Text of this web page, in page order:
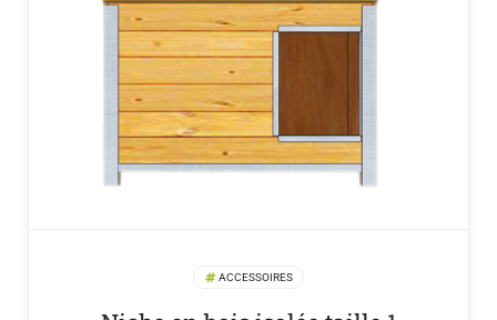
ACCESSOIRES